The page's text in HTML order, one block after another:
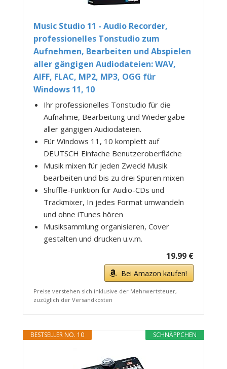
Music Studio 11 - Audio Recorder,
professionelles Tonstudio zum
Aufnehmen, Bearbeiten und Abspielen
aller gängigen Audiodateien: WAV,
AIFF, FLAC, MP2, MP3, OGG für
Windows 11, 10
Ihr professionelles Tonstudio für die
Aufnahme, Bearbeitung und Wiedergabe
aller gängigen Audiodateien.
Für Windows 11, 10 komplett auf
DEUTSCH Einfache Benutzeroberfläche
Musik mixen für jeden Zweck! Musik
bearbeiten und bis zu drei Spuren mixen
Shuffle-Funktion für Audio-CDs und
Trackmixer, In jedes Format umwandeln
und ohne iTunes hören
Musiksammlung organisieren, Cover
gestalten und drucken u.v.m.
19.99 €
Bei Amazon kaufen!
Preise verstehen sich inklusive der Mehrwertsteuer,
zuzüglich der Versandkosten
SCHNÄPPCHEN
BESTSELLER NO. 10